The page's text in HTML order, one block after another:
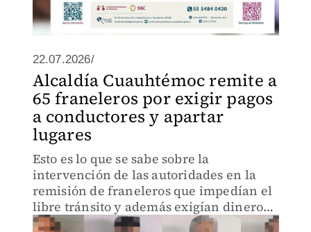
22.07.2026/
Alcaldía Cuauhtémoc remite a
65 franeleros por exigir pagos
a conductores y apartar
lugares
Esto es lo que se sabe sobre la
intervención de las autoridades en la
remisión de franeleros que impedían el
libre tránsito y además exigían dinero
por el uso de la vía pública.